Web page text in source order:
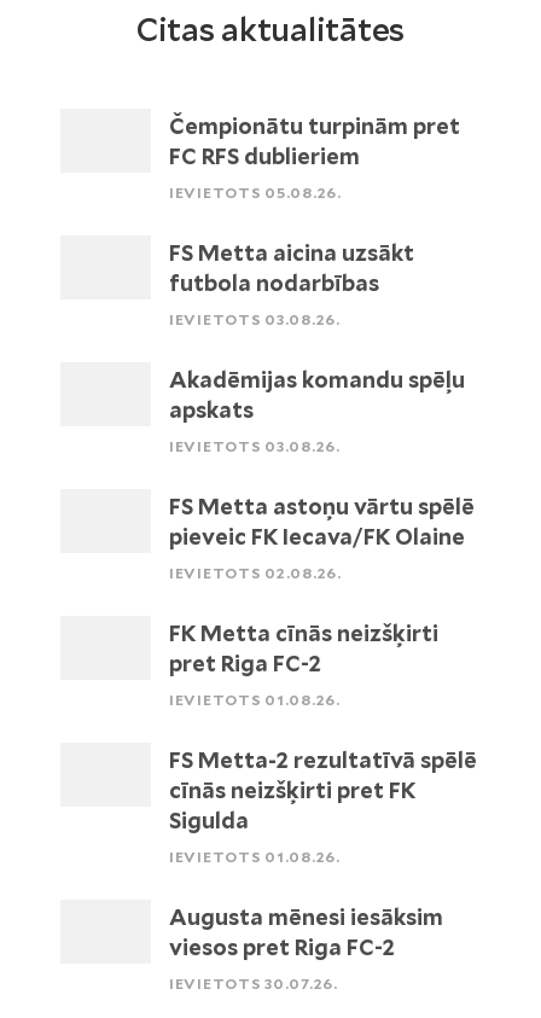
Citas aktualitātes
Čempionātu turpinām pret
FC RFS dublieriem
IEVIETOTS 05.08.26.
FS Metta aicina uzsākt
futbola nodarbības
IEVIETOTS 03.08.26.
Akadēmijas komandu spēļu
apskats
IEVIETOTS 03.08.26.
FS Metta astoņu vārtu spēlē
pieveic FK Iecava/FK Olaine
IEVIETOTS 02.08.26.
FK Metta cīnās neizšķirti
pret Riga FC-2
IEVIETOTS 01.08.26.
FS Metta-2 rezultatīvā spēlē
cīnās neizšķirti pret FK
Sigulda
IEVIETOTS 01.08.26.
Augusta mēnesi iesāksim
viesos pret Riga FC-2
IEVIETOTS 30.07.26.